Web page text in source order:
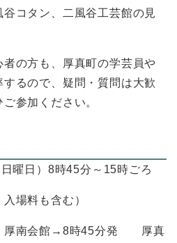
コタン、二風谷工芸館の見
の方も、厚真町の学芸員や
るので、疑問・質問は大歓
参加ください。
曜日）8時45分～15時ごろ
場料も含む）
厚南会館→8時45分発 厚真